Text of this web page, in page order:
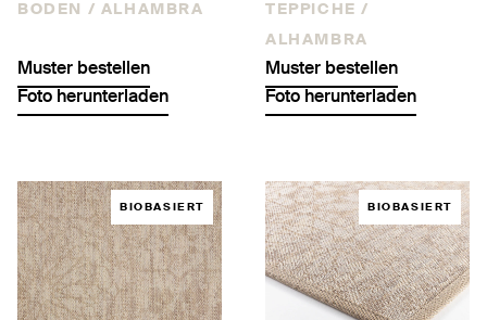
BODEN / ALHAMBRA
Muster bestellen
Foto herunterladen
TEPPICHE /
ALHAMBRA
Muster bestellen
Foto herunterladen
BIOBASIERT BIOBASIERT